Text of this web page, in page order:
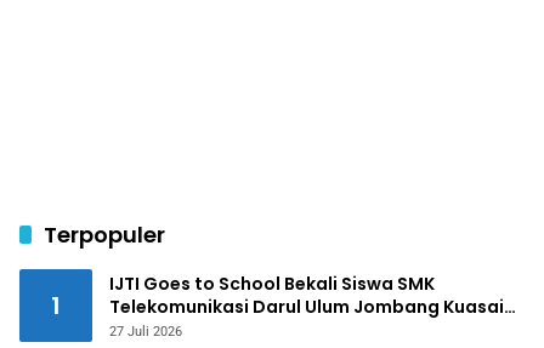
Terpopuler
1
IJTI Goes to School Bekali Siswa SMK
Telekomunikasi Darul Ulum Jombang Kuasai
Jurnalistik Digital
27 Juli 2026